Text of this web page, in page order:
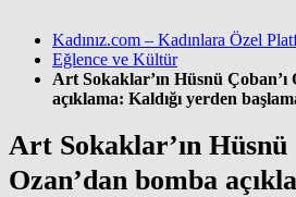
Kadınız.com – Kadınlara Özel
Eğlence ve Kültür
Art Sokaklar’ın Hüsnü
açıklama: Kaldığı yerden
Art Sokaklar’ın Hüsnü
Ozan’dan bomba